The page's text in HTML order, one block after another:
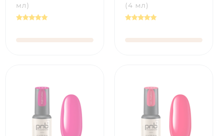
мл)
(4 мл)